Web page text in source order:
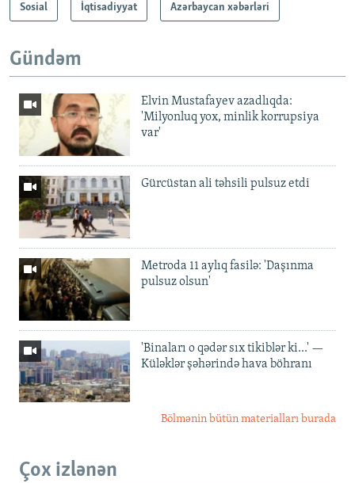
Sosial İqtisadiyyat Azərbaycan xəbərləri
Gündəm
Elvin Mustafayev azadlıqda:
'Milyonluq yox, minlik korrupsiya
var'
Gürcüstan ali təhsili pulsuz etdi
Metroda 11 aylıq fasilə: 'Daşınma
pulsuz olsun'
'Binaları o qədər sıx tikiblər ki...' —
Küləklər şəhərində hava böhranı
Bölmənin bütün materialları burada
Çox izlənən